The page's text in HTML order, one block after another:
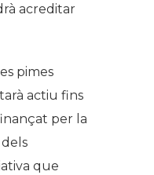
acreditar
pimes
actiu fins
per la
que